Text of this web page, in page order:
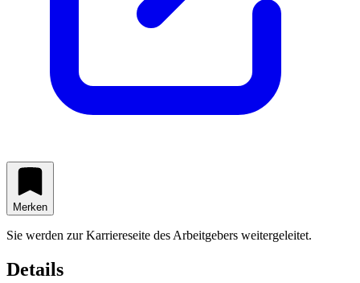
Merken
Sie werden zur Karriereseite des Arbeitgebers weitergeleitet.
Details